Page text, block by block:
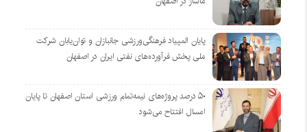
پایان المپیاد فرهنگی‌ورزشی جانبازان و توان‌یابان شرکت
ملی پخش فرآورده‌های نفتی ایران در اصفهان
۵۰ درصد پروژه‌های نیمه‌تمام ورزشی استان اصفهان تا پایان
امسال افتتاح می‌شود